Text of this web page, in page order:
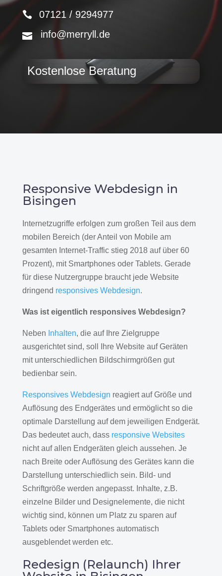
07121 / 9294977
info@merryll.de
Kostenlose Beratung
Responsive Webdesign in
Bisingen
Internetzugriffe erfolgen zum großen Teil aus dem
mobilen Bereich (der Anteil von Mobile am
gesamten Internet-Traffic stieg 2018 auf über 60
Prozent), mit Smartphones oder Tablets. Gerade
für diese Nutzergruppe braucht jede Website
dringend responsives Webdesign.
Was ist eigentlich responsives Webdesign?
Neben Inhalten, die auf Ihre Zielgruppe
ausgerichtet sind, soll Ihre Website auf Geräten
mit unterschiedlichen Bildschirmgrößen gut
bedienbar sein.
Responsives Webdesign reagiert auf Größe und
Auflösung des Endgerätes und ermöglicht so die
optimale Darstellung auf dem jeweiligen Endgerät.
Das bedeutet auch, dass responsive Websites
nicht auf allen Endgeräten gleich aussehen. Je
nach Breite oder Auflösung des Gerätes kann die
Darstellung unterschiedlich sein. Bild- und
Schriftgröße werden angepasst. Inhalte, z.B.
einzelne Bilder und Designelemente, die nicht
wichtig sind, können um Platz zu sparen auf
Tablets oder Smartphones automatisch
ausgeblendet werden etc.
Redesign (Relaunch) Ihrer